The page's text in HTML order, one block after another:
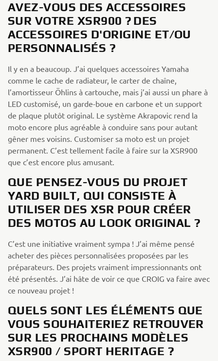
AVEZ-VOUS DES ACCESSOIRES
SUR VOTRE XSR900 ? DES
ACCESSOIRES D'ORIGINE ET/OU
PERSONNALISÉS ?
Il y en a beaucoup. J’ai quelques accessoires Yamaha
comme le cache de radiateur, le carter de chaîne,
l’amortisseur Öhlins à cartouche, mais j’ai aussi un phare à
LED customisé, un garde-boue en carbone et un support
de plaque plutôt original. Le système Akrapovic rend la
moto encore plus agréable à conduire sans pour autant
gêner mes voisins. Customiser sa moto est un projet
permanent. C’est tellement facile à faire sur la XSR900
que c’est encore plus amusant.
QUE PENSEZ-VOUS DU PROJET
YARD BUILT, QUI CONSISTE À
UTILISER DES XSR POUR CRÉER
DES MOTOS AU LOOK ORIGINAL ?
C’est une initiative vraiment sympa ! J’ai même pensé
acheter des pièces personnalisées proposées par les
préparateurs. Des projets vraiment impressionnants ont
été présentés. J’ai hâte de voir ce que CROIG va faire avec
ce nouveau projet !
QUELS SONT LES ÉLÉMENTS QUE
VOUS SOUHAITERIEZ RETROUVER
SUR LES PROCHAINS MODÈLES
XSR900 / SPORT HERITAGE ?